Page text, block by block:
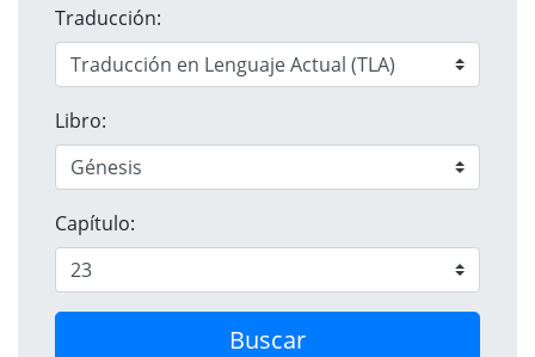
Traducción:
Libro:
Capítulo:
Buscar